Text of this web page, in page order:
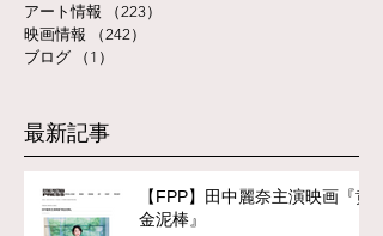
アート情報
（223）
映画情報
（242）
ブログ
（1）
最新記事
【FPP】田中麗奈主演映画『黄
金泥棒』